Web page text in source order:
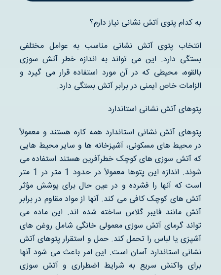
به کدام پتوی آتش نشانی نیاز دارم؟
انتخاب پتوی آتش نشانی مناسب به عوامل مختلفی
بستگی دارد. این می تواند به اندازه خطر آتش سوزی
بالقوه، محیطی که در آن مورد استفاده قرار می گیرد و
الزامات خاص ایمنی در برابر آتش بستگی دارد.
پتوهای آتش نشانی استاندارد
پتوهای آتش نشانی استاندارد همه کاره هستند و معمولاً
در محیط های مسکونی، آشپزخانه ها و سایر محیط هایی
که آتش سوزی های کوچک خطرآفرین هستند استفاده می
شوند. اندازه این پتوها معمولاً در حدود 1 متر در 1 متر
است که آنها را فشرده و در عین حال برای پوشش مؤثر
آتش های کوچک کافی می کند. آنها از مواد مقاوم در برابر
آتش مانند فایبر گلاس ساخته شده اند. این ماده می
تواند گرمای آتش سوزی معمولی خانگی شامل روغن های
آشپزی یا لباس را تحمل کند. حمل و استقرار پتوهای آتش
نشانی استاندارد آسان است. این امر باعث می شود آنها
برای واکنش سریع به شرایط اضطراری و آتش سوزی